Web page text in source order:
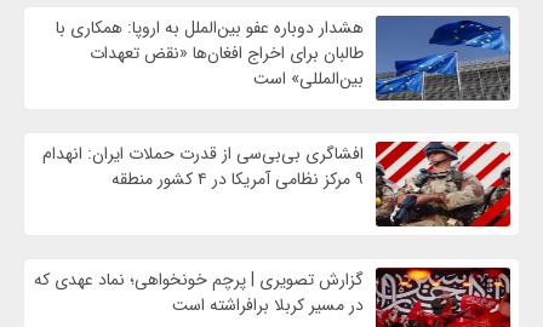
هشدار دوباره عفو بین‌الملل به اروپا: همکاری با
طالبان برای اخراج افغان‌ها «نقض تعهدات
بین‌المللی» است
افشاگری بی‌بی‌سی از قدرت حملات ایران: انهدام
۹ مرکز نظامی آمریکا در ۴ کشور منطقه
گزارش تصویری | پرچم خونخواهی؛ نماد عهدی که
در مسیر کربلا برافراشته است